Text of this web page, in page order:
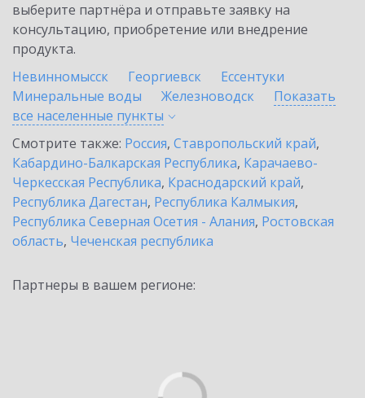
выберите партнёра и отправьте заявку на
консультацию, приобретение или внедрение
продукта.
Невинномысск
Георгиевск
Ессентуки
Минеральные воды
Железноводск
Показать
все населенные пункты
Смотрите также: Россия, Ставропольский край,
Кабардино-Балкарская Республика, Карачаево-
Черкесская Республика, Краснодарский край,
Республика Дагестан, Республика Калмыкия,
Республика Северная Осетия - Алания, Ростовская
область, Чеченская республика
Партнеры в вашем регионе: